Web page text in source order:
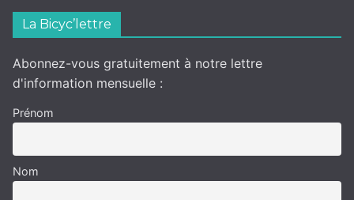
La Bicyc’lettre
Abonnez-vous gratuitement à notre lettre
d'information mensuelle :
Prénom
Nom